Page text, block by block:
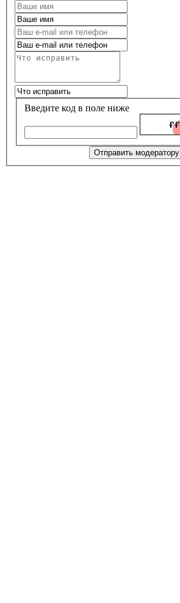
Введите код в поле ниже
Отправить модератору